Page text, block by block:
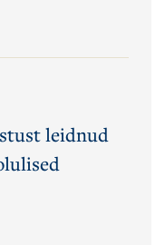
leidnud